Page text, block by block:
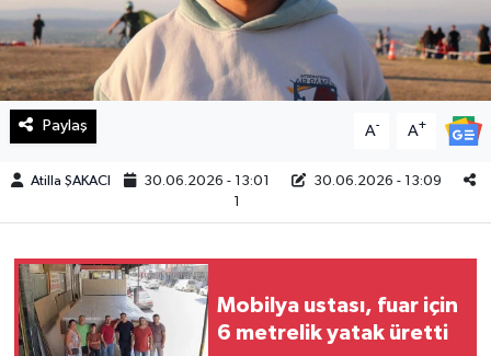
Paylaş A- A+
Atilla ŞAKACI 30.06.2026 - 13:01
30.06.2026 - 13:09
1
Mobilya ustası, fuar için
6 metrelik yatak üretti
Manşetler
Resmi İlan
Sağlık
Spor
Teknoloji
Yaşam